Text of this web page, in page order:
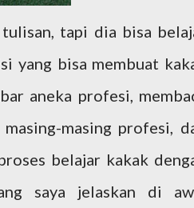
tapi dia bisa
yang bisa membuat
aneka profesi,
masing profesi,
belajar kakak
saya jelaskan di